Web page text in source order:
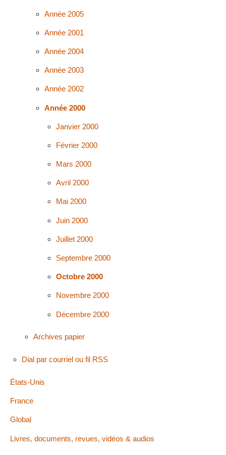
Année 2005
Année 2001
Année 2004
Année 2003
Année 2002
Année 2000
Janvier 2000
Février 2000
Mars 2000
Avril 2000
Mai 2000
Juin 2000
Juillet 2000
Septembre 2000
Octobre 2000
Novembre 2000
Décembre 2000
Archives papier
Dial par courriel ou fil RSS
États-Unis
France
Global
Livres, documents, revues, vidéos & audios